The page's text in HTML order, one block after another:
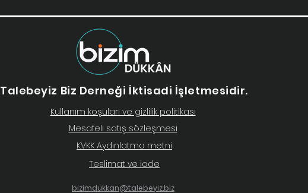
eğitim
Talebeyiz Biz Derneği İktisadi İşletmesidir.
Kullanım koşuları ve gizlilik politikası
Mesafeli satış sözleşmesi
KVKK Aydınlatma metni
Teslimat ve iade
bizimdukkan@talebeyiz.biz